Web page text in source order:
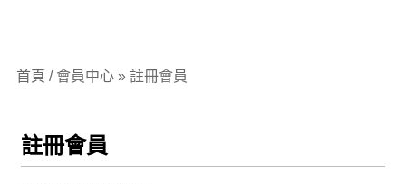
首頁 / 會員中心 » 註冊會員
註冊會員